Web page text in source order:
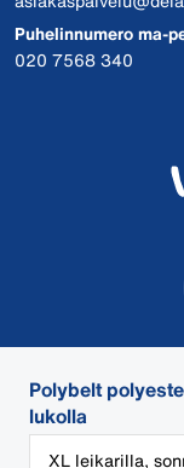
Polybelt
lukolla
XL leikarilla,
Puhelinnumero ma-
020 7568 340
© 2026 DeLaval
Tietosuojalauseke